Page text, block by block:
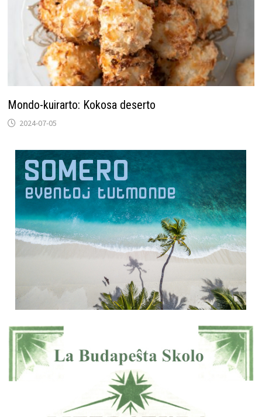
Mondo-kuirarto: Kokosa deserto
2024-07-05